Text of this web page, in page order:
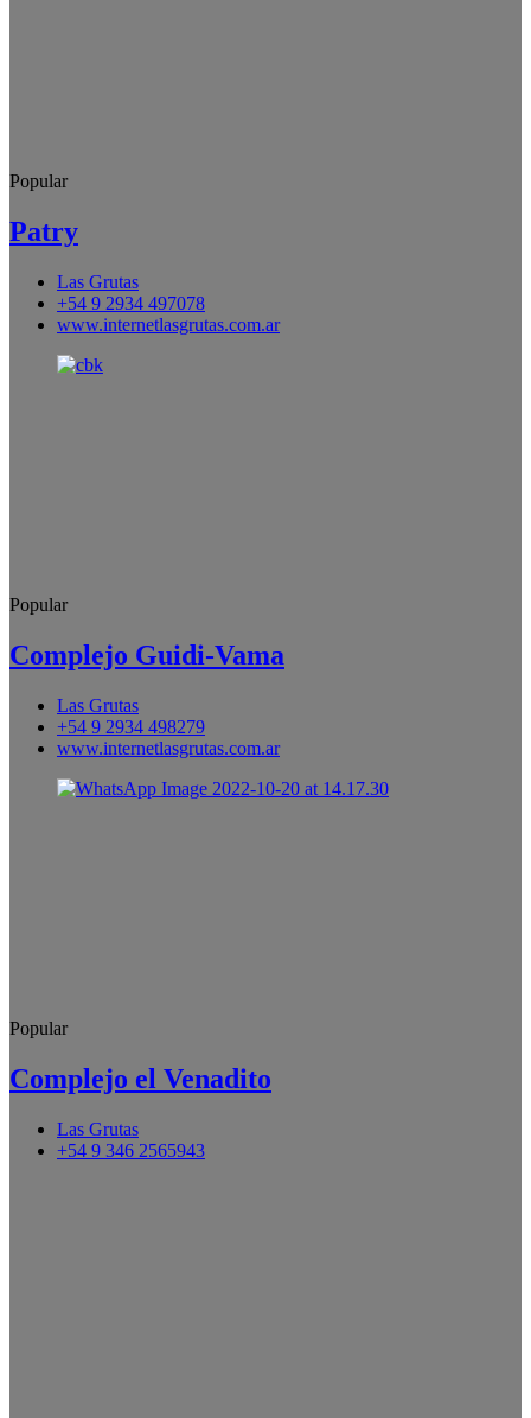
Popular
Patry
Las Grutas
+54 9 2934 497078
www.internetlasgrutas.com.ar
Popular
Complejo Guidi-Vama
Las Grutas
+54 9 2934 498279
www.internetlasgrutas.com.ar
Popular
Complejo el Venadito
Las Grutas
+54 9 346 2565943